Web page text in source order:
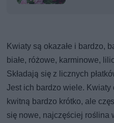
Kwiaty są okazałe i bardzo,
białe, różowe, karminowe,
Składają się z licznych
Jest ich bardzo wiele.
kwitną bardzo krótko, ale
się nowe, najczęściej roślina